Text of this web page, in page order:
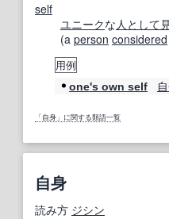
self
ユニークな人として
(a person considered
用例
one's own self
「自身」に関する類語一覧
自身
読み方 ジシン